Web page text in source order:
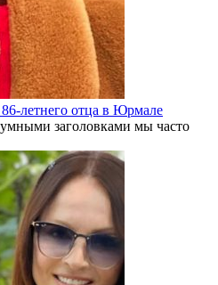
летнего отца в Юрмале
заголовками мы часто